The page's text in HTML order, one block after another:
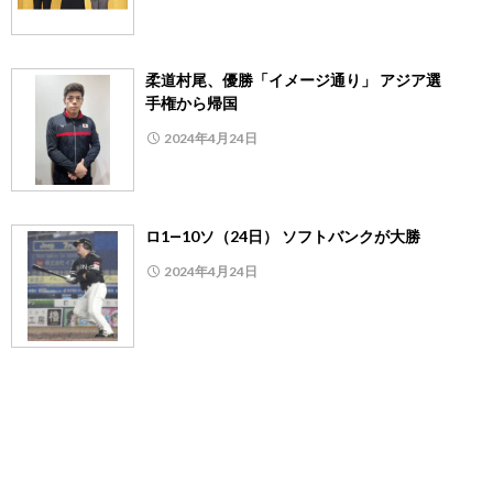
柔道村尾、優勝「イメージ通り」 アジア選
手権から帰国
2024年4月24日
ロ1―10ソ（24日） ソフトバンクが大勝
2024年4月24日